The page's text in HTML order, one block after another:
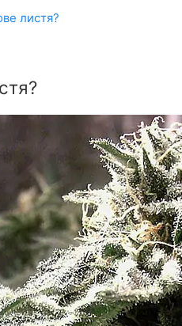
листя?